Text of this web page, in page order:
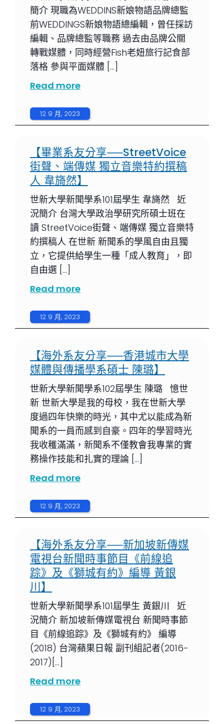
簡介 現職為WEDDINS新娘物語品牌總監
前WEDDINGS新娘物語總編輯，曾任採訪
編輯、品牌總監等職務 過去由品牌公關
轉戰媒體，同時經營Fish老妞旅行記食部
落格 參與平面媒體 […]
Read more
12 9 月, 2023
【畢業系友分享──StreetVoice
街聲、端傳媒 獨立音樂特約撰稿
人 韋旖然】
世新大學新聞學系101屆學生 韋旖然 近
況簡介 台灣大學政治學研究所碩士班在
讀 StreetVoice街聲、端傳媒 獨立音樂特
約撰稿人 在世新 新聞系的學風自由且獨
立，它提供給學生一種「成人教育」，即
自由選 […]
Read more
12 9 月, 2023
【海外系友分享──香港城市大學
媒體與傳播學系碩士 陳璐】
世新大學新聞學系102屆學生 陳璐 憶世
新 世新大學是我的母校，我在世新大學
度過四年快樂的時光，其中尤以能成為新
聞系的一員而感到自豪。四年的學習時光
我收穫滿滿，新聞系不僅教會我專業的實
務操作技能和扎實的理論 […]
Read more
12 9 月, 2023
【海外系友分享──新加坡新傳媒
電視台新聞時事節目《前線追
踪》及《獅城有約》編導 黃銀
川】
世新大學新聞學系101屆學生 黃銀川 近
況簡介 新加坡新傳媒電視台 新聞時事節
目《前線追踪》及《獅城有約》 編導
(2018) 台灣蘋果日報 副刊組記者(2016-
2017)[…]
Read more
12 9 月, 2023